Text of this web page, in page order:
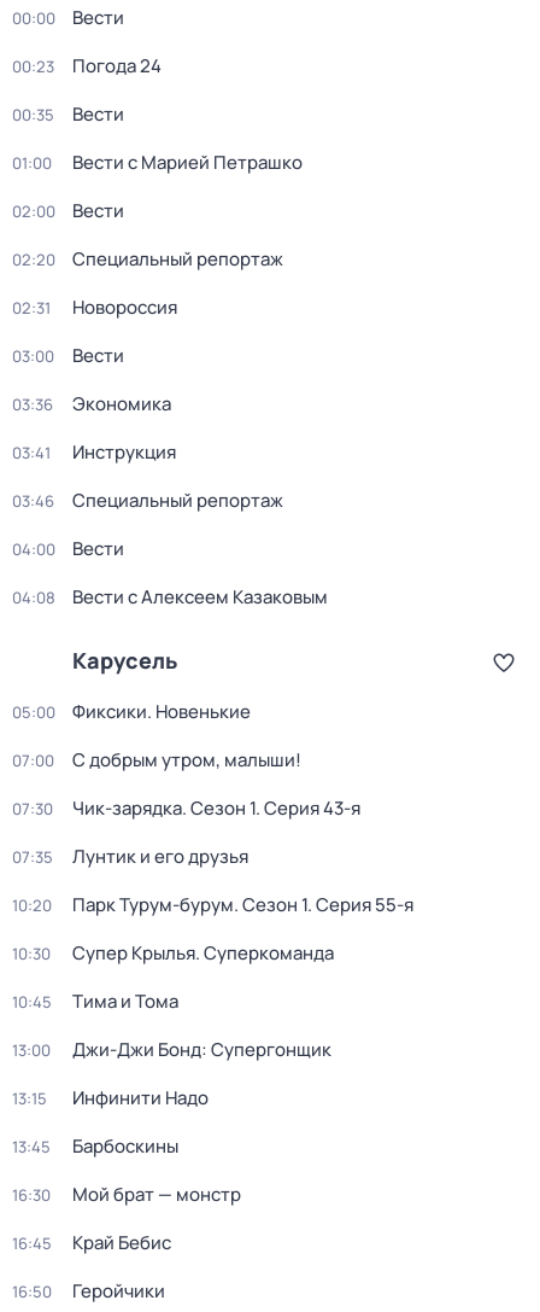
00:00 Вести
00:23 Погода 24
00:35 Вести
01:00 Вести с Марией Петрашко
02:00 Вести
02:20 Специальный репортаж
02:31 Новороссия
03:00 Вести
03:36 Экономика
03:41 Инструкция
03:46 Специальный репортаж
04:00 Вести
04:08 Вести с Алексеем Казаковым
Карусель
05:00 Фиксики. Новенькие
07:00 С добрым утром, малыши!
07:30 Чик-зарядка. Сезон 1. Серия 43-я
07:35 Лунтик и его друзья
10:20 Парк Турум-бурум. Сезон 1. Серия 55-я
10:30 Супер Крылья. Суперкоманда
10:45 Тима и Тома
13:00 Джи-Джи Бонд: Супергонщик
13:15 Инфинити Надо
13:45 Барбоскины
16:30 Мой брат — монстр
16:45 Край Бебис
16:50 Геройчики